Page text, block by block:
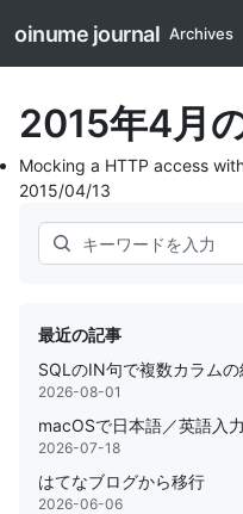
oinume journal Archives
2015年4月
Mocking a HTTP access
2015/04/13
Search
最近の記事
SQLのIN句で複数カラム
2026-08-01
macOSで日本語／英語入
2026-07-18
はてなブログから移行
2026-06-06